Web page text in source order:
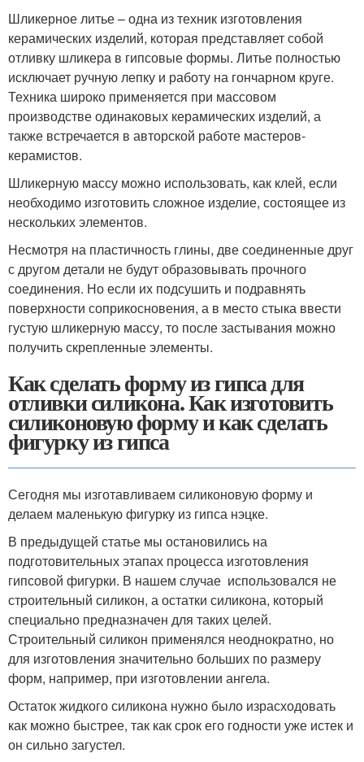
Шликерное литье – одна из техник изготовления
керамических изделий, которая представляет собой
отливку шликера в гипсовые формы. Литье полностью
исключает ручную лепку и работу на гончарном круге.
Техника широко применяется при массовом
производстве одинаковых керамических изделий, а
также встречается в авторской работе мастеров-
керамистов.
Шликерную массу можно использовать, как клей, если
необходимо изготовить сложное изделие, состоящее из
нескольких элементов.
Несмотря на пластичность глины, две соединенные друг
с другом детали не будут образовывать прочного
соединения. Но если их подсушить и подравнять
поверхности соприкосновения, а в место стыка ввести
густую шликерную массу, то после застывания можно
получить скрепленные элементы.
Как сделать форму из гипса для
отливки силикона. Как изготовить
силиконовую форму и как сделать
фигурку из гипса
Сегодня мы изготавливаем силиконовую форму и
делаем маленькую фигурку из гипса нэцке.
В предыдущей статье мы остановились на
подготовительных этапах процесса изготовления
гипсовой фигурки. В нашем случае использовался не
строительный силикон, а остатки силикона, который
специально предназначен для таких целей.
Строительный силикон применялся неоднократно, но
для изготовления значительно больших по размеру
форм, например, при изготовлении ангела.
Остаток жидкого силикона нужно было израсходовать
как можно быстрее, так как срок его годности уже истек и
он сильно загустел.